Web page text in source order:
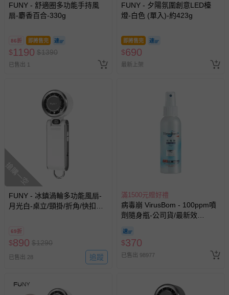
FUNY - 舒適圈多功能手持風
扇-麝香百合-330g
86折 即將售完
$1190 $1390
已售出 1
FUNY - 夕陽氛圍創意LED檯
燈-白色 (單入)-約423g
即將售完
$690
最新上架
搶購一空
FUNY - 冰鎮渦輪多功能風扇-
月光白-桌立/頸掛/折角/快扣掛
69折
$890 $1290
已售出 28 追蹤
滿1500元贈好禮
病毒崩 VirusBom - 100ppm噴
劑隨身瓶-公司貨/最新效
$370
已售出 98977